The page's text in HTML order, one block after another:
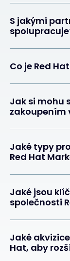
S jakými
Co je Red
Jak si mohu
zakoupením
Jaké typy
Red Hat
Jaké jsou
společnosti
Jaké
Hat, aby